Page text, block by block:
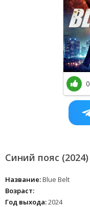
Синий пояс (2024)
Название:Blue Belt
Возраст:
Год выхода:2024
0